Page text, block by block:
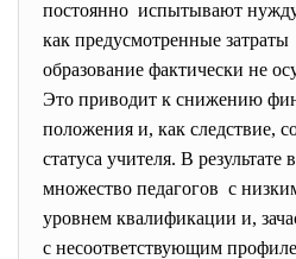
постоянно испытывают нужду
как предусмотренные затраты
образование фактически не
Это приводит к снижению
положения и, как следствие,
статуса учителя. В результате
множество педагогов с
уровнем квалификации и,
с несоответствующим